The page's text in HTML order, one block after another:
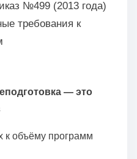
№499 (2013 года)
требования к
— это
к объёму программ